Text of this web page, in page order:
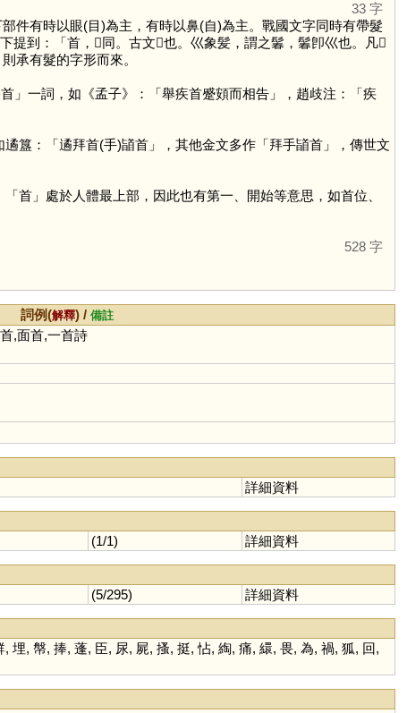
33 字
件有時以眼(目)為主，有時以鼻(自)為主。戰國文字同時有帶髮
提到：「首，𦣻同。古文𦣻也。巛象髪，謂之鬊，鬊卽巛也。凡𩠐
承有髮的字形而來。
」一詞，如《孟子》：「舉疾首蹙頞而相告」，趙歧注：「疾
遹簋：「遹拜首(手)䭫首」，其他金文多作「拜手䭫首」，傳世文
「首」處於人體最上部，因此也有第一、開始等意思，如首位、
528 字
詞例(解釋) /備註
,面首,一首詩
詳細資料
(1/1) 詳細資料
(5/295) 詳細資料
, 埋, 幋, 捧, 蓬, 臣, 尿, 屍, 搔, 挺,怗, 綯, 痛, 繯, 畏, 為, 禍, 狐, 回,